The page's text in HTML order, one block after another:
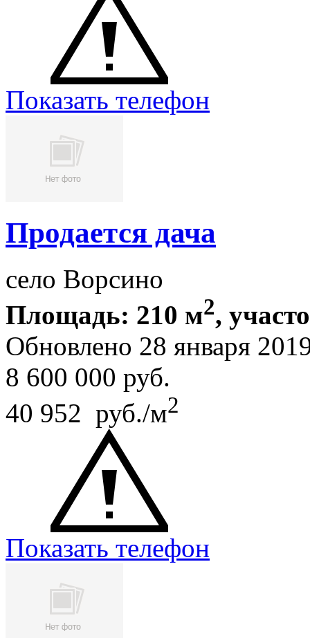
Показать телефон
Продается дача
село Ворсино
Площадь: 210 м2,
Обновлено 28 января
8 600 000 руб.
40 952 руб./м2
Показать телефон